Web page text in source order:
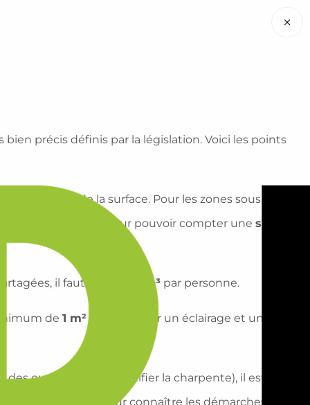
bien précis définis par la législation. Voici les points
la moitié de la surface. Pour les zones sous pente,
est minimale pour pouvoir compter une surface
il faut prévoir 15 m³ par personne.
de 1 m²pour garantir un éclairage et une
ouvertures ou modifier la charpente), il est
commune pour connaître les démarches à
×